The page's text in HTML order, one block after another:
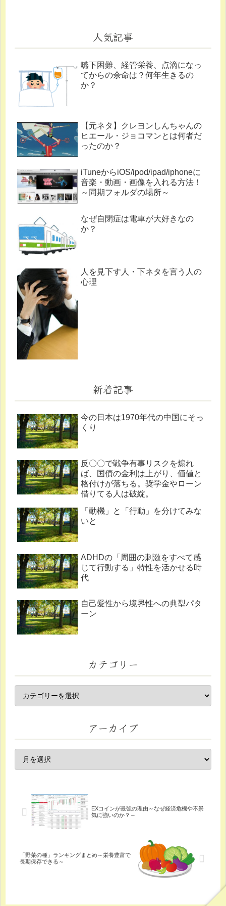
人気記事
嚥下困難、経管栄養、点滴になっ
てからの余命は？何年生きるの
か？
【元ネタ】クレヨンしんちゃんの
ヒエール・ジョコマンとは何者だ
ったのか？
iTuneからiOS/ipod/ipad/iphoneに
音楽・動画・画像を入れる方法！
～同期フォルダの場所～
なぜ自閉症は電車が大好きなの
か？
人を見下す人・下ネタを言う人の
心理
新着記事
今の日本は1970年代の中国にそっ
くり
反〇〇で戦争有事リスクを煽れ
ば、国債の金利は上がり、価値と
格付けが落ちる。奨学金やローン
借りてる人は破綻。
「動機」と「行動」を分けてみな
いと
ADHDの「周囲の刺激をすべて感
じて行動する」特性を活かせる時
代
自己愛性から境界性への典型パタ
ーン
カテゴリー
アーカイブ
EXコインが最強の理由～なぜ経済危機や不景
気に強いのか？～
「野菜の種」ランキングまとめ～栄養豊富で
長期保存できる～